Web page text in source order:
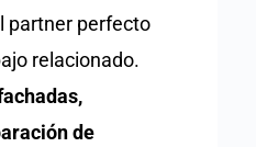
partner perfecto
relacionado.
de